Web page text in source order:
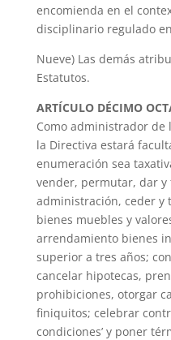
encomienda en el
disciplinario regulado
Nueve) Las demás
Estatutos.
ARTÍCULO DÉCIMO
Como administrador de
la Directiva estará
enumeración sea
vender, permutar, dar
administración, ceder y
bienes muebles y
arrendamiento bienes
superior a tres años;
cancelar hipotecas,
prohibiciones, otorgar
finiquitos; celebrar
condiciones’ y poner